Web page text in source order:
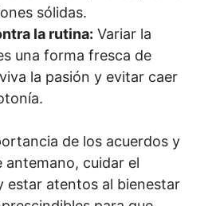
sólidas.
la rutina: Variar la
una forma fresca de
la pasión y evitar caer
de los acuerdos y
antemano, cuidar el
estar atentos al bienestar